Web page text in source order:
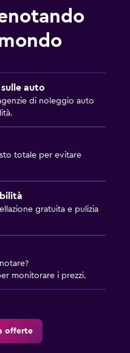
auto
di noleggio auto
totale per evitare
gratuita e pulizia
monitorare i prezzi.
offerte